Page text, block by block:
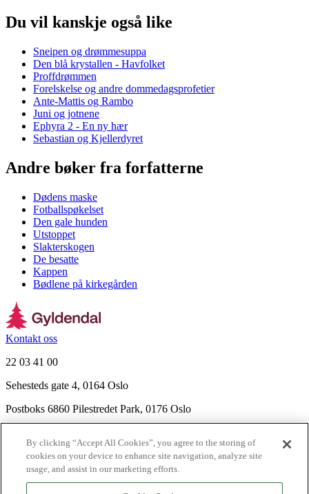
Du vil kanskje også like
Sneipen og drømmesuppa
Den blå krystallen - Havfolket
Proffdrømmen
Forelskelse og andre dommedagsprofetier
Ante-Mattis og Rambo
Juni og jotnene
Ephyra 2 - En ny hær
Sebastian og Kjellerdyret
Andre bøker fra forfatterne
Dødens maske
Fotballspøkelset
Den gale hunden
Utstoppet
Slakterskogen
De besatte
Kappen
Bødlene på kirkegården
Kontakt oss
22 03 41 00
Sehesteds gate 4, 0164 Oslo
Postboks 6860 Pilestredet Park, 0176 Oslo
Nyhetsbrev
Ledige stillinger
Send inn manus
By clicking “Accept All Cookies”, you agree to the storing of
cookies on your device to enhance site navigation, analyze site
usage, and assist in our marketing efforts.